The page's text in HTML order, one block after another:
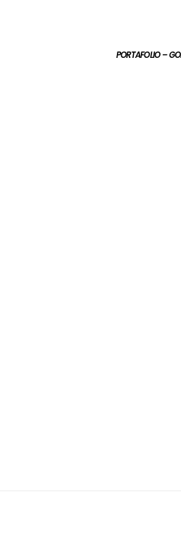
PORTAFOLIO –